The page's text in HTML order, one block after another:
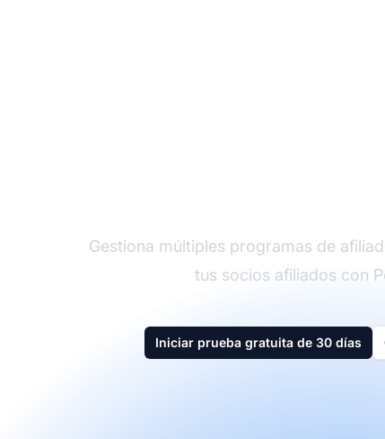
Gestiona múltiples programas de
tus socios afiliados con
Iniciar prueba gratuita de 30 días